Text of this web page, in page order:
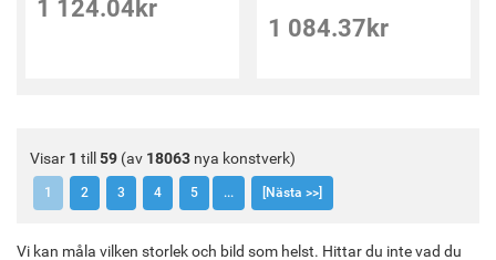
1 124.04 kr
1 084.37 kr
Visar 1 till 59 (av 18063 nya konstverk)
1 2 3 4 5 ... [Nästa >>]
Vi kan måla vilken storlek och bild som helst. Hittar du inte vad du